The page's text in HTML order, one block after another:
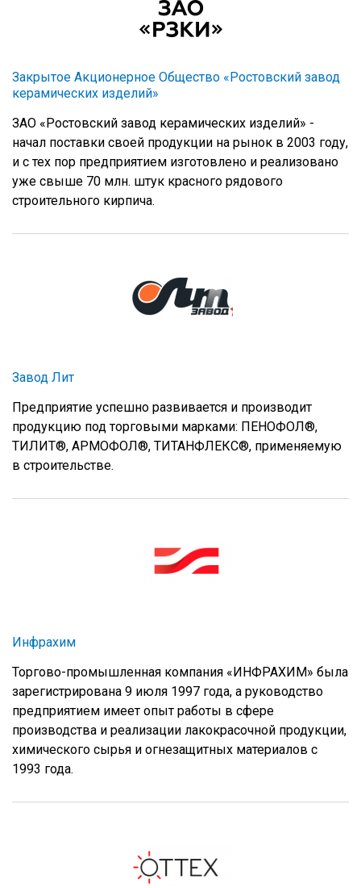
Закрытое Акционерное Общество «Ростовский завод
керамических изделий»
ЗАО «Ростовский завод керамических изделий» -
начал поставки своей продукции на рынок в 2003 году,
и с тех пор предприятием изготовлено и реализовано
уже свыше 70 млн. штук красного рядового
строительного кирпича.
Завод Лит
Предприятие успешно развивается и производит
продукцию под торговыми марками: ПЕНОФОЛ®,
ТИЛИТ®, АРМОФОЛ®, ТИТАНФЛЕКС®, применяемую
в строительстве.
Инфрахим
Торгово-промышленная компания «ИНФРАХИМ» была
зарегистрирована 9 июля 1997 года, а руководство
предприятием имеет опыт работы в сфере
производства и реализации лакокрасочной продукции,
химического сырья и огнезащитных материалов с
1993 года.